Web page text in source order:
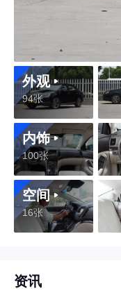
外观
94张
内饰
100张
空间
16张
资讯